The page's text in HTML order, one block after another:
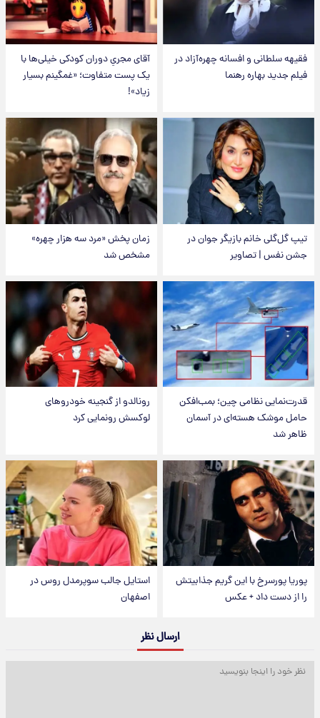
فقیهه سلطانی و افسانه چهره‌آزاد در
فیلم جدید بهاره رهنما
آقای مجریِ دوران کودکی خیلی‌ها با
یک پست متفاوت؛ «غمگینم بسیار
زیاد»!
تیپ گل‌گلی خانم بازیگر جوان در
جشن نفس | تصاویر
زمان پخش «مرد سه هزار چهره»
مشخص شد
قدرت‌نمایی نظامی چین؛ بمب‌افکن
حامل موشک هسته‌ای در آسمان
ظاهر شد
رونالدو از گنجینه خودروهای
لوکسش رونمایی کرد
پوریا پورسرخ با این گریم جذابیتش
را از دست داد + عکس
استایل جالب سوپرمدل روس در
اصفهان
ارسال نظر